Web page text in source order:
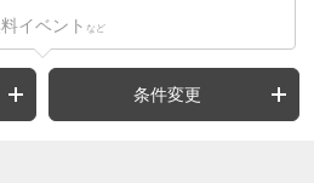
イベント など
条件変更